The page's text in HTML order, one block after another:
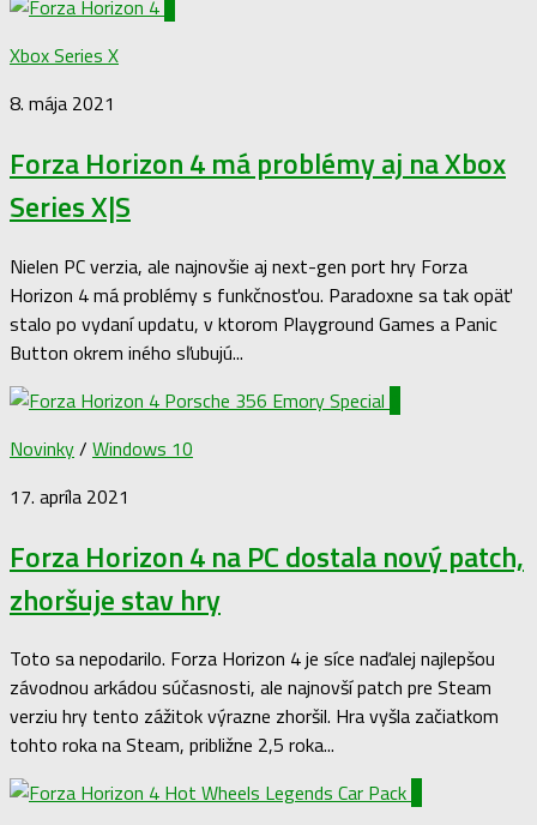
Xbox Series X
8. mája 2021
Forza Horizon 4 má problémy aj na Xbox
Series X|S
Nielen PC verzia, ale najnovšie aj next-gen port hry Forza
Horizon 4 má problémy s funkčnosťou. Paradoxne sa tak opäť
stalo po vydaní updatu, v ktorom Playground Games a Panic
Button okrem iného sľubujú...
Novinky/ Windows 10
17. apríla 2021
Forza Horizon 4 na PC dostala nový patch,
zhoršuje stav hry
Toto sa nepodarilo. Forza Horizon 4 je síce naďalej najlepšou
závodnou arkádou súčasnosti, ale najnovší patch pre Steam
verziu hry tento zážitok výrazne zhoršil. Hra vyšla začiatkom
tohto roka na Steam, približne 2,5 roka...